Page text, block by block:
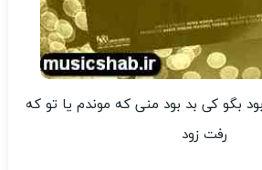
بگو کی بد بود منی که موندم یا تو که
رفت زود